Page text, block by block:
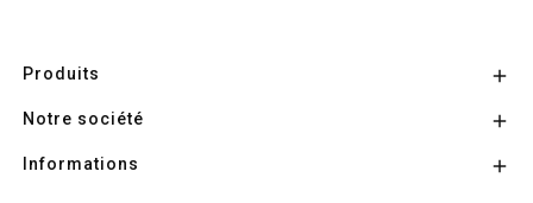
Produits 
Notre société 
Informations 